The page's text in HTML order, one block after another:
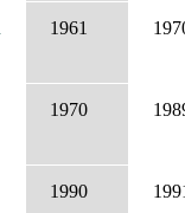
1961
1970
1990